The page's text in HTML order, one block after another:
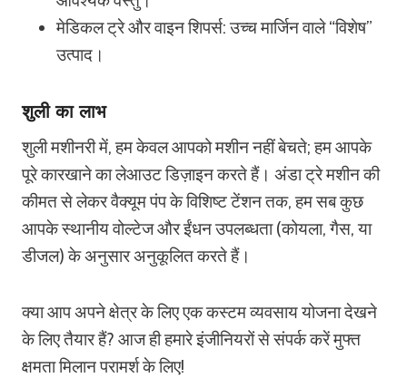
मेडिकल ट्रे और वाइन शिपर्स: उच्च मार्जिन वाले “विशेष”
उत्पाद।
शुली का लाभ
शुली मशीनरी में, हम केवल आपको मशीन नहीं बेचते; हम आपके
पूरे कारखाने का लेआउट डिज़ाइन करते हैं। अंडा ट्रे मशीन की
कीमत से लेकर वैक्यूम पंप के विशिष्ट टेंशन तक, हम सब कुछ
आपके स्थानीय वोल्टेज और ईंधन उपलब्धता (कोयला, गैस, या
डीजल) के अनुसार अनुकूलित करते हैं।
क्या आप अपने क्षेत्र के लिए एक कस्टम व्यवसाय योजना देखने
के लिए तैयार हैं? आज ही हमारे इंजीनियरों से संपर्क करें मुफ्त
क्षमता मिलान परामर्श के लिए!